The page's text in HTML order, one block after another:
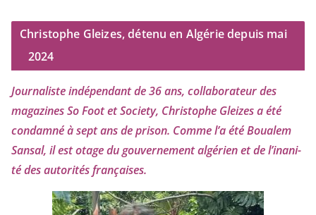
Christophe Gleizes, détenu en Algérie depuis mai
2024
Journaliste indé­pen­dant de36ans, col­la­bo­ra­teur des
maga­zines So Foot et Society, Christophe Gleizesa été
condam­né à sept ans de pri­son. Comme l’a été Boualem
Sansal, il est otage du gou­ver­ne­ment algé­rien et de l’i­na­ni­
té des auto­ri­tés françaises.